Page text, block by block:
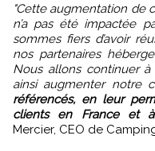
"Cette augmentation de
n’a pas été impactée
sommes fiers d’avoir
nos partenaires
Nous allons continuer
ainsi augmenter notre
référencés, en leur
clients en France et à
Mercier, CEO de